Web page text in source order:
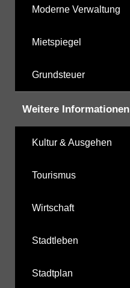
Moderne Verwaltung
Mietspiegel
Grundsteuer
Weitere Informationen
Kultur & Ausgehen
Tourismus
Wirtschaft
Stadtleben
Stadtplan